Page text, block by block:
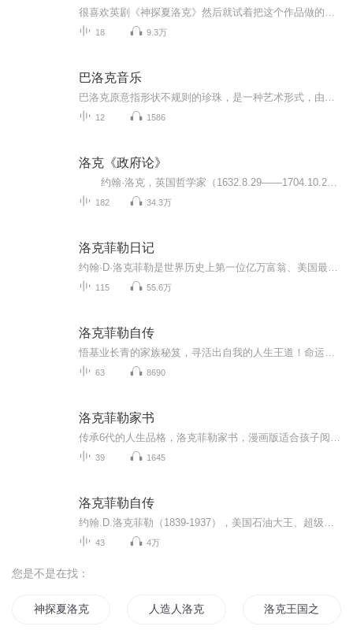
18 9.3万
巴洛克音乐
12 1586
洛克《政府论》
182 34.3万
洛克菲勒日记
115 55.6万
洛克菲勒自传
63 8690
洛克菲勒家书
39 1645
洛克菲勒自传
43 4万
您是不是在找：
神探夏洛克之华生是女人人造人洛克 洛克王国之系统